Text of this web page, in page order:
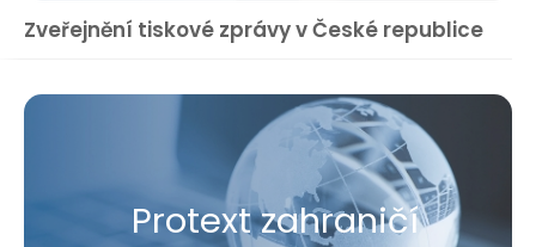
Zveřejnění tiskové zprávy v České republice
Protext zahraničí